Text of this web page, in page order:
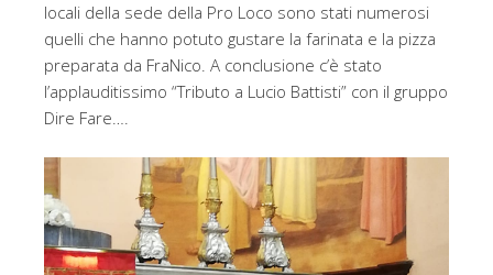
locali della sede della Pro Loco sono stati numerosi
quelli che hanno potuto gustare la farinata e la pizza
preparata da FraNico. A conclusione c’è stato
l’applauditissimo “Tributo a Lucio Battisti” con il gruppo
Dire Fare….